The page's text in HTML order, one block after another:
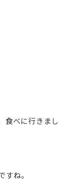
食べに行きまし
ね。